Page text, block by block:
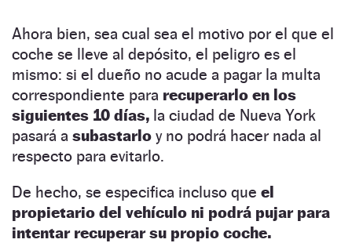
Ahora bien, sea cual sea el motivo por el que el
coche se lleve al depósito, el peligro es el
mismo: si el dueño no acude a pagar la multa
correspondiente para recuperarlo en los
siguientes 10 días, la ciudad de Nueva York
pasará a subastarlo y no podrá hacer nada al
respecto para evitarlo.
De hecho, se especifica incluso que el
propietario del vehículo ni podrá pujar para
intentar recuperar su propio coche.